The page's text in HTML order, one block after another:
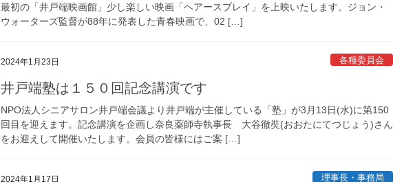
最初の「井戸端映画館」少し楽しい映画「ヘアースプレイ」を上映いたします。ジョン・
ウォーターズ監督が88年に発表した青春映画で、02 […]
2024年1月23日 各種委員会
井戸端塾は１５０回記念講演です
NPO法人シニアサロン井戸端会議より井戸端が主催している「塾」が3月13日(水)に第150
回目を迎えます。記念講演を企画し奈良薬師寺執事長 大谷徹奘(おおたにてつじょう)さん
をお迎えして開催いたします。会員の皆様にはご案 […]
2024年1月17日 理事長・事務局